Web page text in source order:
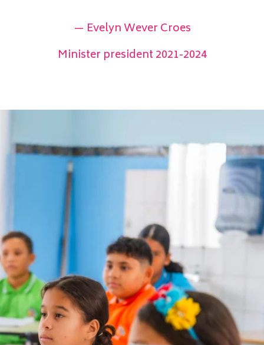
— Evelyn Wever Croes
Minister president 2021-2024